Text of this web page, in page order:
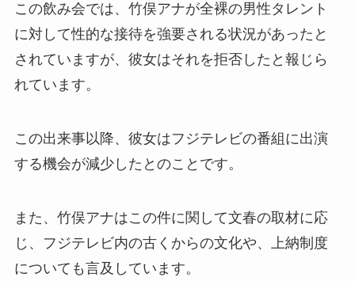
この飲み会では、竹俣アナが全裸の男性タレント
に対して性的な接待を強要される状況があったと
されていますが、彼女はそれを拒否したと報じら
れています。
この出来事以降、彼女はフジテレビの番組に出演
する機会が減少したとのことです。
また、竹俣アナはこの件に関して文春の取材に応
じ、フジテレビ内の古くからの文化や、上納制度
についても言及しています。